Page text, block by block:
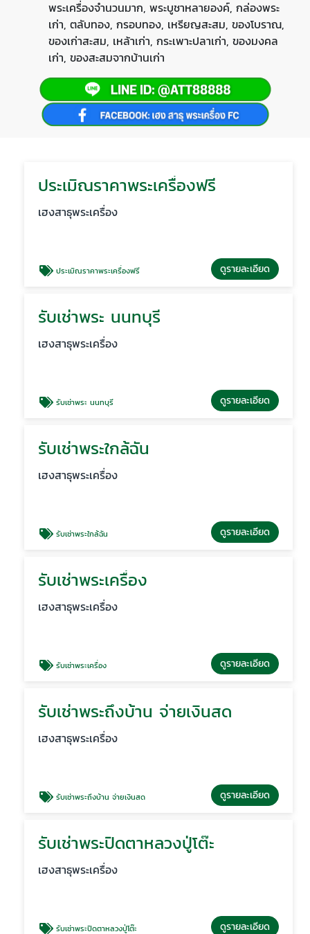
พระเครื่องจำนวนมาก, พระบูชาหลายองค์, กล่องพระ
เก่า, ตลับทอง, กรอบทอง, เหรียญสะสม, ของโบราณ,
ของเก่าสะสม, เหล้าเก่า, กระเพาะปลาเก่า, ของมงคล
เก่า, ของสะสมจากบ้านเก่า
ประเมิณราคาพระเครื่องฟรี
เฮงสาธุพระเครื่อง
ประเมิณราคาพระเครื่องฟรี ดูรายละเอียด
รับเช่าพระ นนทบุรี
เฮงสาธุพระเครื่อง
รับเช่าพระ นนทบุรี ดูรายละเอียด
รับเช่าพระใกล้ฉัน
เฮงสาธุพระเครื่อง
รับเช่าพระใกล้ฉัน ดูรายละเอียด
รับเช่าพระเครื่อง
เฮงสาธุพระเครื่อง
รับเช่าพระเครื่อง ดูรายละเอียด
รับเช่าพระถึงบ้าน จ่ายเงินสด
เฮงสาธุพระเครื่อง
รับเช่าพระถึงบ้าน จ่ายเงินสด ดูรายละเอียด
รับเช่าพระปิดตาหลวงปู่โต๊ะ
เฮงสาธุพระเครื่อง
รับเช่าพระปิดตาหลวงปู่โต๊ะ ดูรายละเอียด